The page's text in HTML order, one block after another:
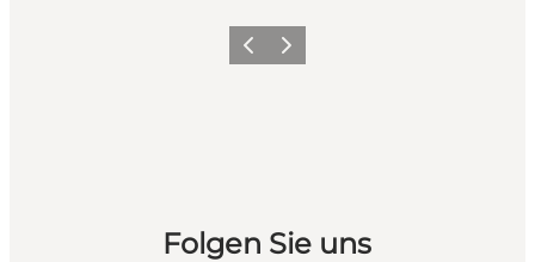
ZurückWeiter
Folgen Sie uns